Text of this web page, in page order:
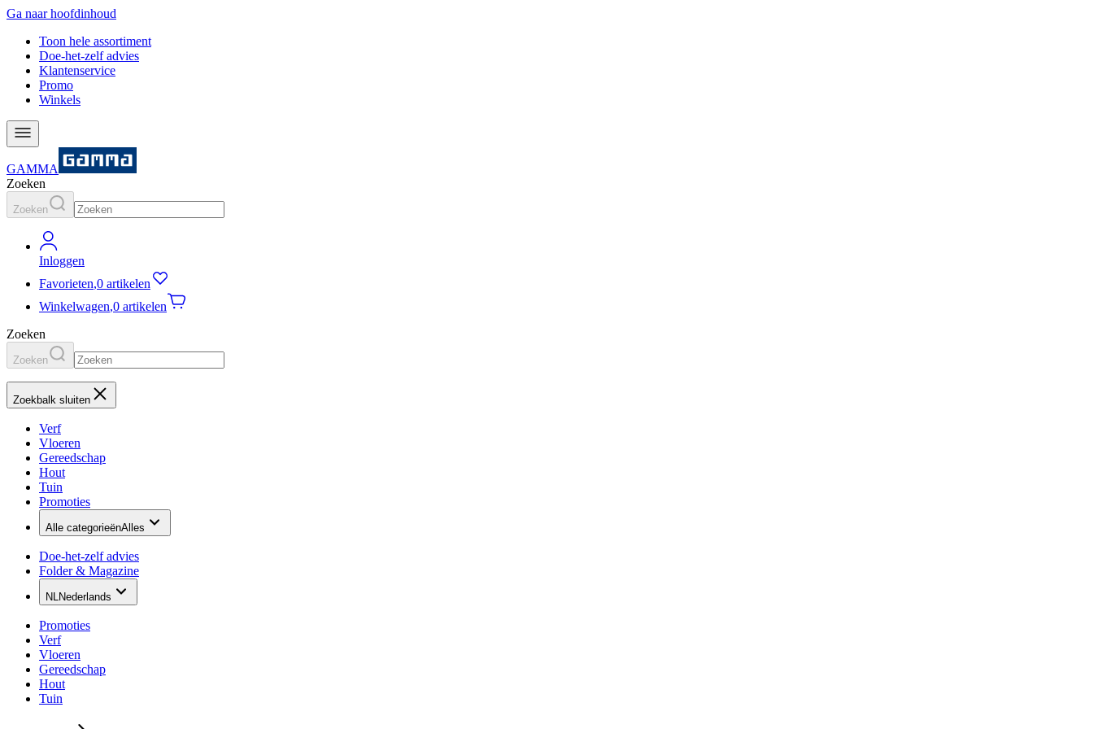
Ga naar hoofdinhoud
Toon hele assortiment
Doe-het-zelf advies
Klantenservice
Promo
Winkels
GAMMA
Zoeken
Zoeken
Inloggen
Favorieten,0 artikelen
Winkelwagen,0 artikelen
Zoeken
Zoeken
Zoekbalk sluiten
Verf
Vloeren
Gereedschap
Hout
Tuin
Promoties
Alle categorieënAlles
Doe-het-zelf advies
Folder & Magazine
NLNederlands
Promoties
Verf
Vloeren
Gereedschap
Hout
Tuin